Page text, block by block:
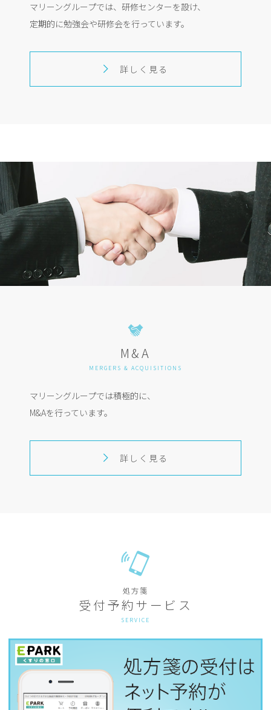
マリーングループでは、研修センターを設け、
定期的に勉強会や研修会を行っています。
詳しく見る
M&A
MERGERS & ACQUISITIONS
マリーングループでは積極的に、
M&Aを行っています。
詳しく見る
処方箋
受付予約サービス
SERVICE